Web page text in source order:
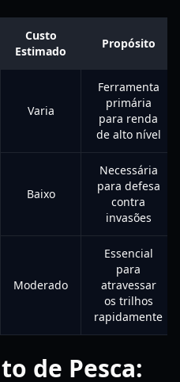
Custo
Estimado
Propósito
Varia
Ferramenta
primária
para renda
de alto nível
Baixo
Necessária
para defesa
contra
invasões
Moderado
Essencial
para
atravessar
os trilhos
rapidamente
de Pesca: